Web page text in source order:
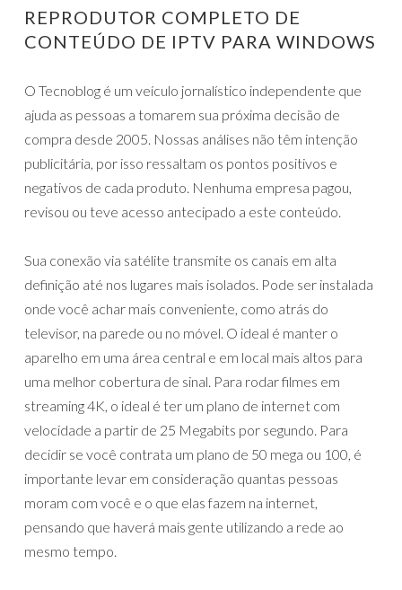
REPRODUTOR COMPLETO DE
CONTEÚDO DE IPTV PARA WINDOWS
O Tecnoblog é um veículo jornalístico independente que
ajuda as pessoas a tomarem sua próxima decisão de
compra desde 2005. Nossas análises não têm intenção
publicitária, por isso ressaltam os pontos positivos e
negativos de cada produto. Nenhuma empresa pagou,
revisou ou teve acesso antecipado a este conteúdo.
Sua conexão via satélite transmite os canais em alta
definição até nos lugares mais isolados. Pode ser instalada
onde você achar mais conveniente, como atrás do
televisor, na parede ou no móvel. O ideal é manter o
aparelho em uma área central e em local mais altos para
uma melhor cobertura de sinal. Para rodar filmes em
streaming 4K, o ideal é ter um plano de internet com
velocidade a partir de 25 Megabits por segundo. Para
decidir se você contrata um plano de 50 mega ou 100, é
importante levar em consideração quantas pessoas
moram com você e o que elas fazem na internet,
pensando que haverá mais gente utilizando a rede ao
mesmo tempo.